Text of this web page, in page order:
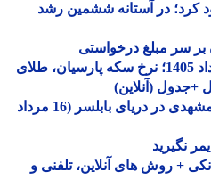
صعود کرد؛ در آستانه ششمین رشد
سر مبلغ درخواستی
قیمت طلا و دلار امروز 16 مرداد 1405؛ نرخ سکه پارسیان، طلای
غرق شدن کودک هشت ساله مشهدی در دریای بابلسر (16 مرداد
های آنلاین، تلفنی و